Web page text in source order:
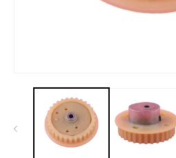
mídia
modal